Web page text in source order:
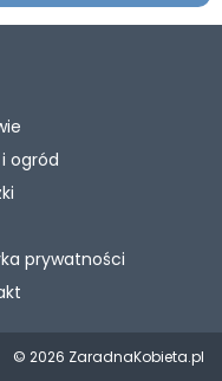
ogród
prywatności
© 2026 ZaradnaKobieta.pl